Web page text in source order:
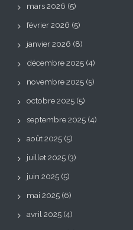
mars 2026 (5)
février 2026 (5)
janvier 2026 (8)
décembre 2025 (4)
novembre 2025 (5)
octobre 2025 (5)
septembre 2025 (4)
août 2025 (5)
juillet 2025 (3)
juin 2025 (5)
mai 2025 (6)
avril 2025 (4)